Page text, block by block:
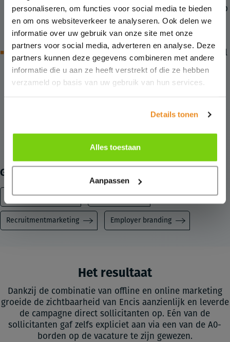
personaliseren, om functies voor social media te bieden
en om ons websiteverkeer te analyseren. Ook delen we
informatie over uw gebruik van onze site met onze
partners voor social media, adverteren en analyse. Deze
partners kunnen deze gegevens combineren met andere
informatie die u aan ze heeft verstrekt of die ze hebben
verzameld op basis van uw gebruik van hun services.
Details tonen
Alles toestaan
Aanpassen
sprong. Dit zorgde ervoor dat het uiteindelijke ontwerp
niet alleen visueel sterk was, maar ook functioneel
perfect werkte.
Herkenbaarheid in online doorvertaling:
De visuele stijl
van de borden trokken we door in een online social
media-campagne. Hierdoor versterkten de offline en
respons.
Gebruikte oplossingen:
Offline marketing Vormgeving
Recruitmentmarketing Employer branding
Het resultaat
Dankzij de combinatie van offline en online marketing
groeide de zichtbaarheid van Encis aanzienlijk en leverde
de campagne direct sollicitanten op. Eén van de
sollicitanten gaf zelfs expliciet aan via een van de A0-
borden op de vacature te zijn gewezen.